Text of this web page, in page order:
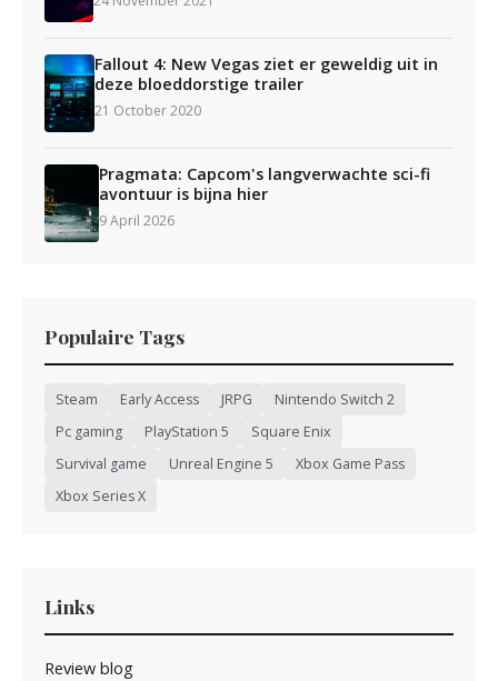
Fallout 4: New Vegas ziet er geweldig uit in
deze bloeddorstige trailer
21 October 2020
Pragmata: Capcom's langverwachte sci-fi
avontuur is bijna hier
9 April 2026
Populaire Tags
Steam Early Access JRPG
Nintendo Switch 2
Pc gaming
PlayStation 5
Square Enix
Survival game
Unreal Engine 5
Xbox Game Pass
Xbox Series X
Links
Review blog